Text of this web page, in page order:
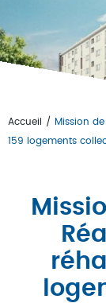
Vous êtes
Accueil /
Mission
159 logements